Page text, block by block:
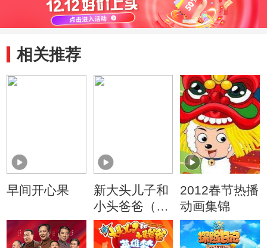
相关推荐
早间开心果
新大头儿子和
小头爸爸（动
画真人情景
剧）
2012春节热播
动画集锦